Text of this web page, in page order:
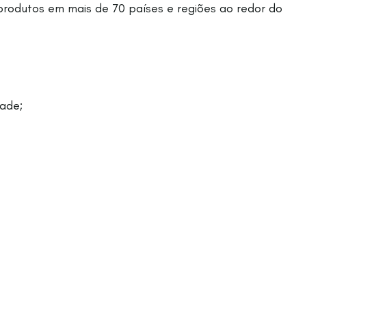
em mais de 70 países e regiões ao redor do